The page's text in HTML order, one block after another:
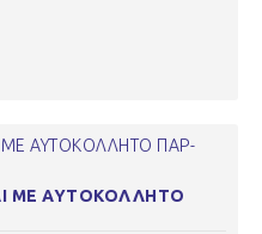
ΜΕ ΑΥΤΟΚΟΛΛΗΤΟ